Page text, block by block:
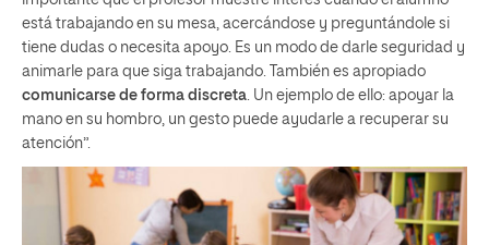
está trabajando en su mesa, acercándose y preguntándole si
tiene dudas o necesita apoyo. Es un modo de darle seguridad y
animarle para que siga trabajando. También es apropiado
comunicarse de forma discreta. Un ejemplo de ello: apoyar la
mano en su hombro, un gesto puede ayudarle a recuperar su
atención”.